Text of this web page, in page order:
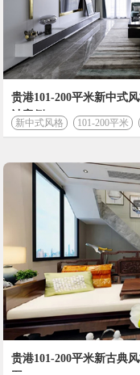
贵港101-200平米新中式
计案例
新中式风格 101-200平米
贵港101-200平米新古典